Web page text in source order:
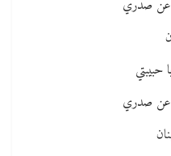
عن صدري
عن صدري